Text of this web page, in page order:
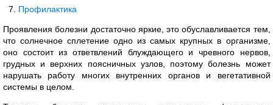
Профилактика
Проявления болезни достаточно яркие, это обуславливается тем,
что солнечное сплетение одно из самых крупных в организме,
оно состоит из ответвлений блуждающего и чревного нервов,
грудных и верхних поясничных узлов, поэтому болезнь может
нарушать работу многих внутренних органов и вегетативной
системы в целом.